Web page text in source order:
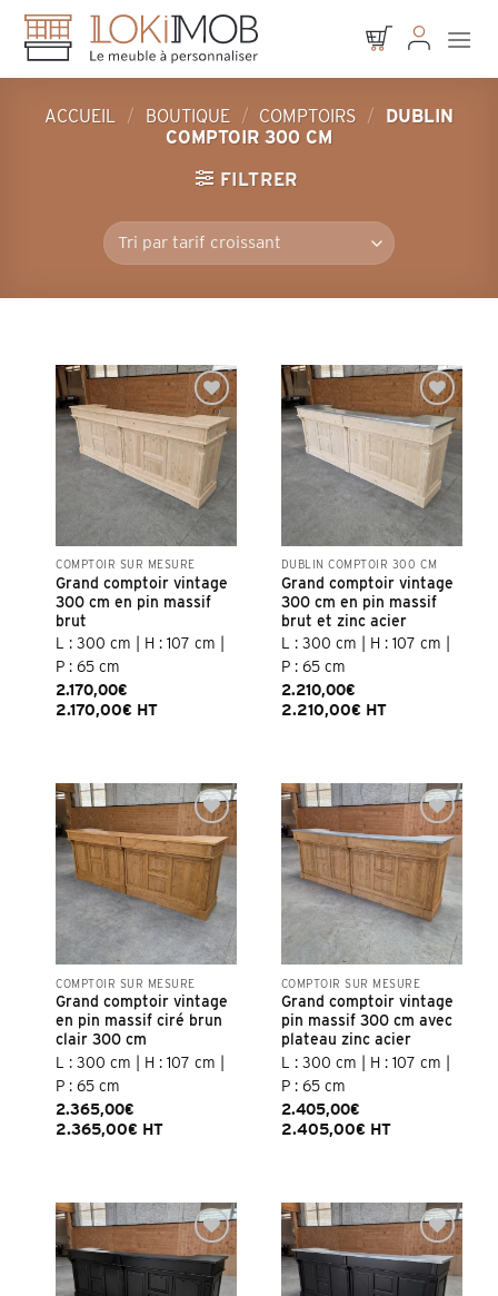
Skip
content
ACCUEIL / BOUTIQUE / COMPTOIRS /
DUBLIN
COMPTOIR 300 CM
FILTRER
COMPTOIR SUR MESURE
Grand comptoir vintage
300 cm en pin massif
brut
L : 300 cm | H : 107 cm |
P : 65 cm
2.170,00€
2.170,00€ HT
DUBLIN COMPTOIR 300 CM
Grand comptoir vintage
300 cm en pin massif
brut et zinc acier
L : 300 cm | H : 107 cm |
P : 65 cm
2.210,00€
2.210,00€ HT
COMPTOIR SUR MESURE
Grand comptoir vintage
en pin massif ciré brun
clair 300 cm
L : 300 cm | H : 107 cm |
P : 65 cm
2.365,00€
2.365,00€ HT
COMPTOIR SUR MESURE
Grand comptoir vintage
pin massif 300 cm avec
plateau zinc acier
L : 300 cm | H : 107 cm |
P : 65 cm
2.405,00€
2.405,00€ HT